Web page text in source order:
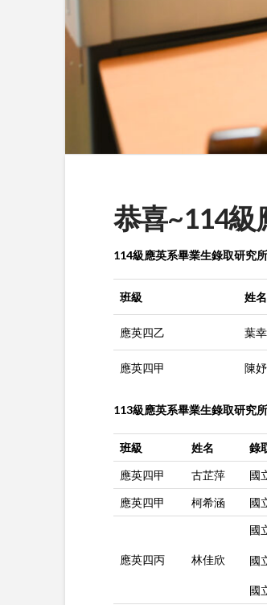
恭喜~114級
114級應英系畢業生錄取研究所
班級 姓名
應英四乙 葉
應英四甲 陳
113級應英系畢業生錄取研究所
班級 姓名
錄
應英四甲
古芷萍
國
應英四甲
柯希涵 國
應英四丙 林佳欣
國
國
國